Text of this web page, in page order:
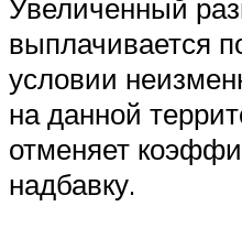
Увеличенный
выплачивается
условии
на данной
отменяет
надбавку.